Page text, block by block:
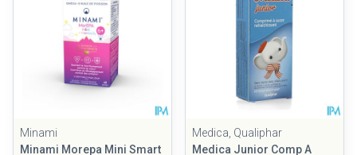
Minami
Minami Morepa Mini Smart
Medica, Qualiphar
Medica Junior Comp A